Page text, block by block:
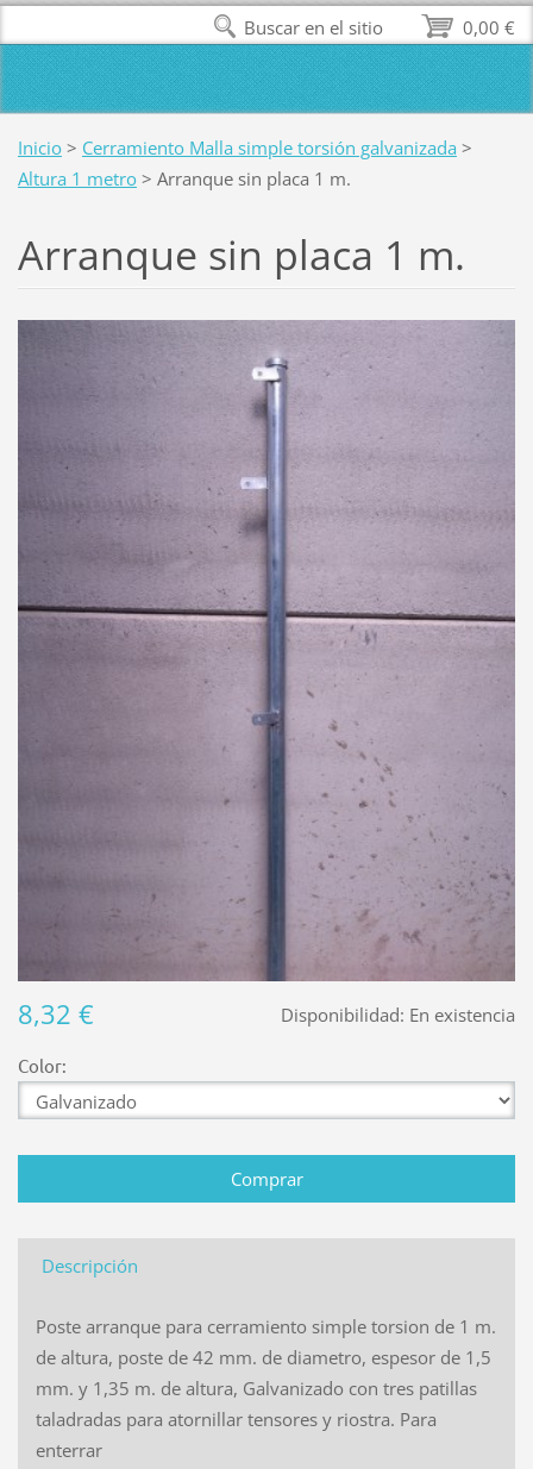
Inicio > Cerramiento Malla simple torsión galvanizada >
Altura 1 metro > Arranque sin placa 1 m.
Arranque sin placa 1 m.
Disponibilidad: En existencia
8,32 €
Color:
Descripción
Poste arranque para cerramiento simple torsion de 1 m.
de altura, poste de 42 mm. de diametro, espesor de 1,5
mm. y 1,35 m. de altura, Galvanizado con tres patillas
taladradas para atornillar tensores y riostra. Para
enterrar
0,00 €
Buscar en el sitio